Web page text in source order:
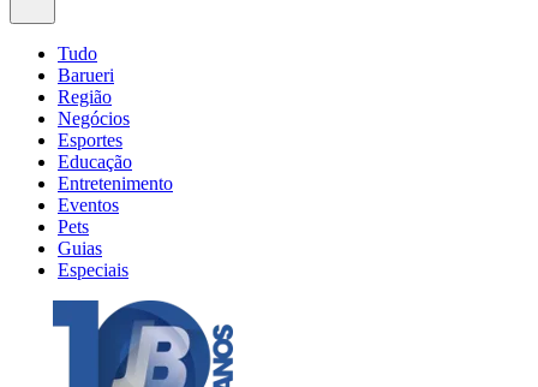
Tudo
Barueri
Região
Negócios
Esportes
Educação
Entretenimento
Eventos
Pets
Guias
Especiais
Explore Tudo
Últimas Notícias
Previsão do Tempo
Trânsito e Rotas